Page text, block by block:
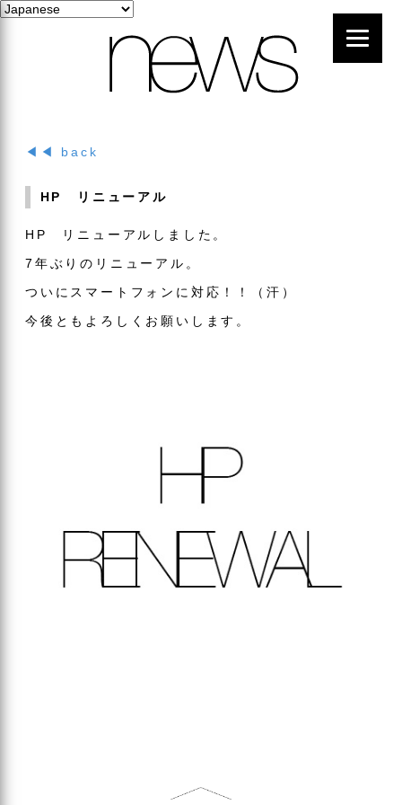
◀◀ back
HP リニューアル
HP リニューアルしました。
7年ぶりのリニューアル。
ついにスマートフォンに対応！！（汗）
今後ともよろしくお願いします。